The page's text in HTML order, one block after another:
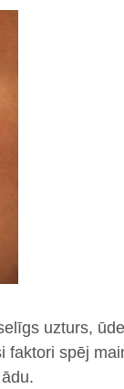
uzturs,
faktori spēj